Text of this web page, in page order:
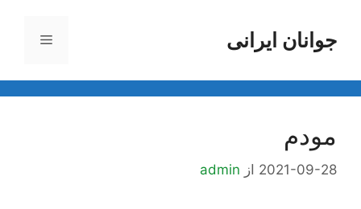
محتواجوانان ایرانی فهرست
مودم
2021-09-28 از admin